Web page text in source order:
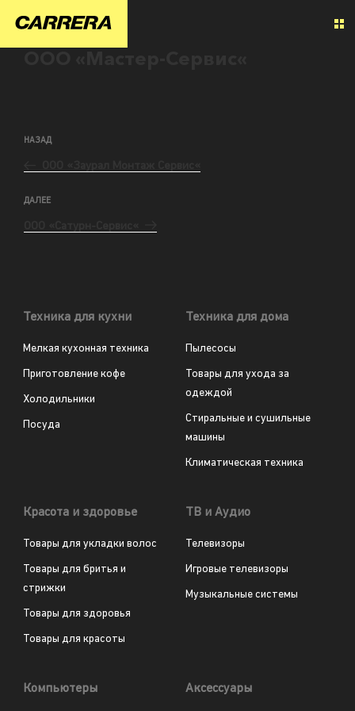
НАЗАД
ДАЛЕЕ
Техника для кухни
Мелкая кухонная техника
Приготовление кофе
Холодильники
Посуда
Техника для дома
Пылесосы
Товары для ухода за
одеждой
Стиральные и сушильные
машины
Климатическая техника
Красота и здоровье
Товары для укладки волос
Товары для бритья и
стрижки
Товары для здоровья
Товары для красоты
ТВ и Аудио
Телевизоры
Игровые телевизоры
Музыкальные системы
Компьютеры Аксессуары